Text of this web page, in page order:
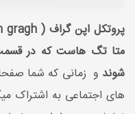
شوند و زمانی که شما
های اجتماعی به اشتراک